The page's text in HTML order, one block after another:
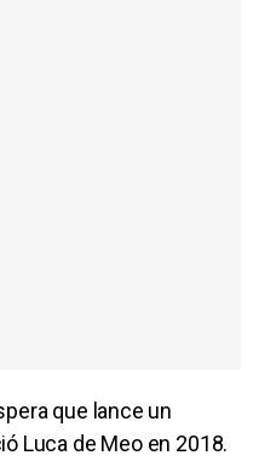
que lance un
Luca de Meo en 2018.